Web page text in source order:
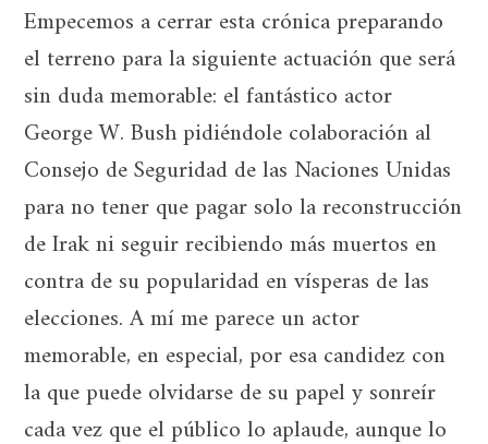
Empecemos a cerrar esta crónica preparando
el terreno para la siguiente actuación que será
sin duda memorable: el fantástico actor
George W. Bush pidiéndole colaboración al
Consejo de Seguridad de las Naciones Unidas
para no tener que pagar solo la reconstrucción
de Irak ni seguir recibiendo más muertos en
contra de su popularidad en vísperas de las
elecciones. A mí me parece un actor
memorable, en especial, por esa candidez con
la que puede olvidarse de su papel y sonreír
cada vez que el público lo aplaude, aunque lo